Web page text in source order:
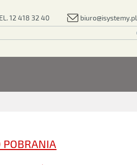
12 418 32 40 biuro@isystemy.pl
POBRANIA